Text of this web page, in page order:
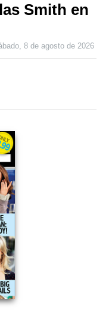
Smith en
8 de agosto de 2026